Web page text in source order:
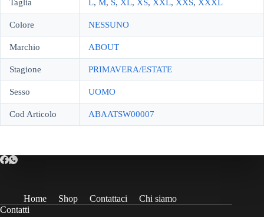
Taglia L, M, S, XL, XS, XXL, XXS, XXXL
Colore NESSUNO
Marchio ABOUT
Stagione PRIMAVERA/ESTATE
Sesso UOMO
Cod Articolo ABAATSW00007
Home Shop Contattaci
Chi siamo
Contatti